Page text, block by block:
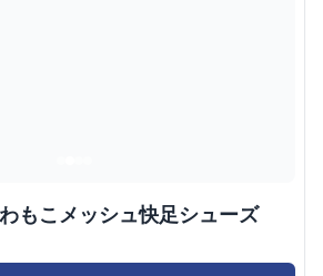
もこメッシュ快足シューズ